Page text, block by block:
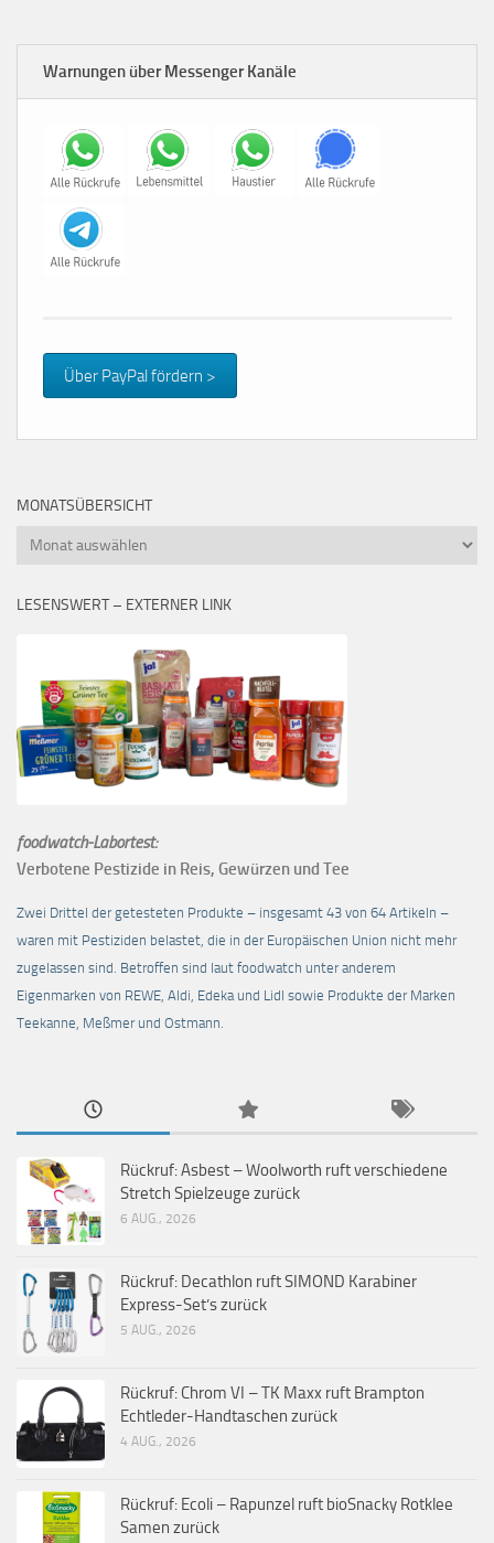
Warnungen über Messenger Kanäle
Über PayPal fördern >
MONATSÜBERSICHT
Monatsübersicht
LESENSWERT – EXTERNER LINK
foodwatch-Labortest:
Verbotene Pestizide in Reis, Gewürzen und Tee
Zwei Drittel der getesteten Produkte – insgesamt 43 von 64 Artikeln –
waren mit Pestiziden belastet, die in der Europäischen Union nicht mehr
zugelassen sind. Betroffen sind laut foodwatch unter anderem
Eigenmarken von REWE, Aldi, Edeka und Lidl sowie Produkte der Marken
Teekanne, Meßmer und Ostmann.
Rückruf: Asbest – Woolworth ruft verschiedene
Stretch Spielzeuge zurück
6 AUG., 2026
Rückruf: Decathlon ruft SIMOND Karabiner
Express-Set’s zurück
5 AUG., 2026
Rückruf: Chrom VI – TK Maxx ruft Brampton
Echtleder-Handtaschen zurück
4 AUG., 2026
Rückruf: Ecoli – Rapunzel ruft bioSnacky Rotklee
Samen zurück